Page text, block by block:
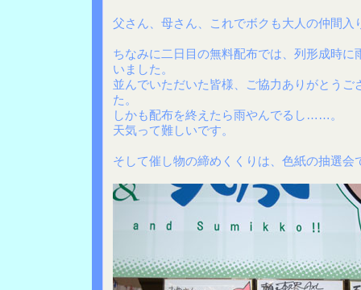
父さん、母さん、これでボクも大人の仲間
ちなみに二日目の無料配布では、列形成時に
いました。
並んでいただいた皆様、ご協力ありがとうご
た。
しかも配布を終えたら雨やんでるし……。
天気って難しいです。
そして催し物の締めくくりは、色紙の抽選会